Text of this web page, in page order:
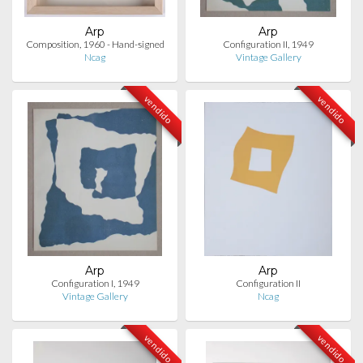
Arp
Composition, 1960 - Hand-signed
Ncag
Arp
Configuration II, 1949
Vintage Gallery
vendido
Arp
Configuration I, 1949
Vintage Gallery
vendido
Arp
Configuration II
Ncag
vendido vendido